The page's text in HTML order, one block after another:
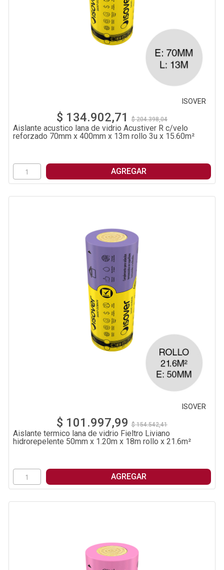
ISOVER
$ 134.902,71 $ 204.398,04
Aislante acustico lana de vidrio Acustiver R c/velo
reforzado 70mm x 400mm x 13m rollo 3u x 15.60m²
AGREGAR
ISOVER
$ 101.997,99 $ 154.542,41
Aislante termico lana de vidrio Fieltro Liviano
hidrorepelente 50mm x 1.20m x 18m rollo x 21.6m²
AGREGAR